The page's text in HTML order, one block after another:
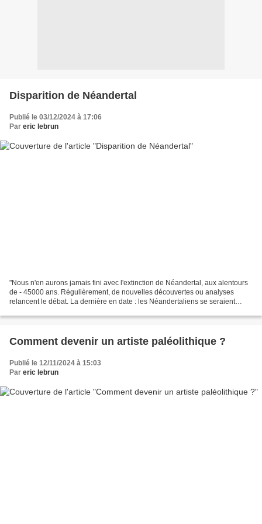
Disparition de Néandertal
Publié le 03/12/2024 à 17:06
Par eric lebrun
"Nous n'en aurons jamais fini avec l'extinction de Néandertal, aux alentours
de - 45000 ans. Régulièrement, de nouvelles découvertes ou analyses
relancent le débat. La dernière en date : les Néandertaliens se seraient
Comment devenir un artiste paléolithique ?
Publié le 12/11/2024 à 15:03
Par eric lebrun